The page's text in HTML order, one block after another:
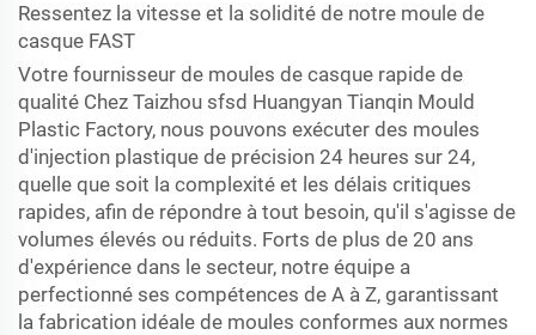
Ressentez la vitesse et la solidité de notre moule de
casque FAST
Votre fournisseur de moules de casque rapide de
qualité Chez Taizhou sfsd Huangyan Tianqin Mould
Plastic Factory, nous pouvons exécuter des moules
d'injection plastique de précision 24 heures sur 24,
quelle que soit la complexité et les délais critiques
rapides, afin de répondre à tout besoin, qu'il s'agisse de
volumes élevés ou réduits. Forts de plus de 20 ans
d'expérience dans le secteur, notre équipe a
perfectionné ses compétences de A à Z, garantissant
la fabrication idéale de moules conformes aux normes